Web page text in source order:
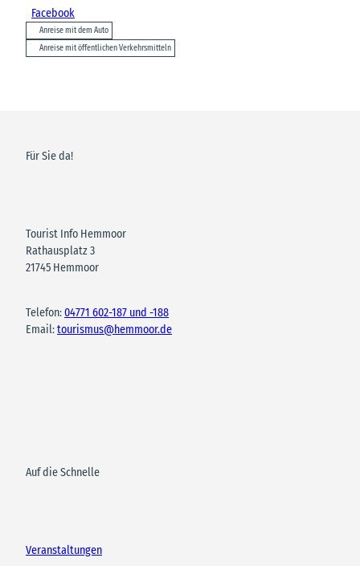
Facebook
Anreise mit dem Auto
Anreise mit öffentlichen Verkehrsmitteln
Für Sie da!
Tourist Info Hemmoor
Rathausplatz 3
21745 Hemmoor
Telefon:04771 602-187 und -188
Email:tourismus@hemmoor.de
Auf die Schnelle
Veranstaltungen